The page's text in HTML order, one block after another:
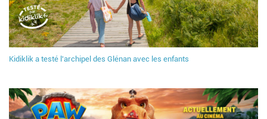
Kidiklik a testé l'archipel des Glénan avec les enfants